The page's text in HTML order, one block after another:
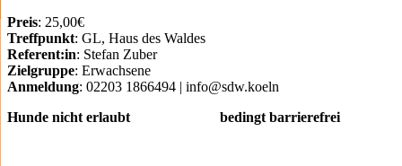
Preis: 25,00€
Treffpunkt: GL, Haus des Waldes
Referent:in: Stefan Zuber
Zielgruppe: Erwachsene
Anmeldung: 02203 1866494 | info@sdw.koeln
Hunde nicht erlaubt bedingt barrierefrei